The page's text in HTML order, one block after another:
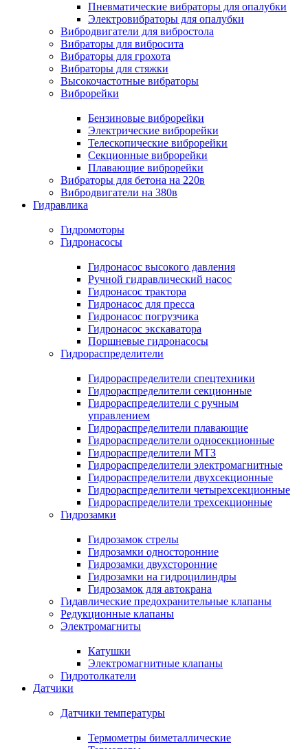
Пневматические вибраторы для опалубки
Электровибраторы для опалубки
Вибродвигатели для вибростола
Вибраторы для вибросита
Вибраторы для грохота
Вибраторы для стяжки
Высокочастотные вибраторы
Виброрейки
Бензиновые виброрейки
Электрические виброрейки
Телескопические виброрейки
Секционные виброрейки
Плавающие виброрейки
Вибраторы для бетона на 220в
Вибродвигатели на 380в
Гидравлика
Гидромоторы
Гидронасосы
Гидронасос высокого давления
Ручной гидравлический насос
Гидронасос трактора
Гидронасос для пресса
Гидронасос погрузчика
Гидронасос экскаватора
Поршневые гидронасосы
Гидрораспределители
Гидрораспределители спецтехники
Гидрораспределители секционные
Гидрораспределители с ручным
управлением
Гидрораспределители плавающие
Гидрораспределители односекционные
Гидрораспределители МТЗ
Гидрораспределители электромагнитные
Гидрораспределители двухсекционные
Гидрораспределители четырехсекционные
Гидрораспределители трехсекционные
Гидрозамки
Гидрозамок стрелы
Гидрозамки односторонние
Гидрозамки двухсторонние
Гидрозамки на гидроцилиндры
Гидрозамок для автокрана
Гидавлические предохранительные клапаны
Редукционные клапаны
Электромагниты
Катушки
Электромагнитные клапаны
Гидротолкатели
Датчики
Датчики температуры
Термометры биметаллические